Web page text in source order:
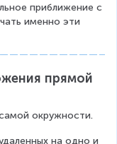
приближение с
именно эти
прямой
окружности.
на одно и